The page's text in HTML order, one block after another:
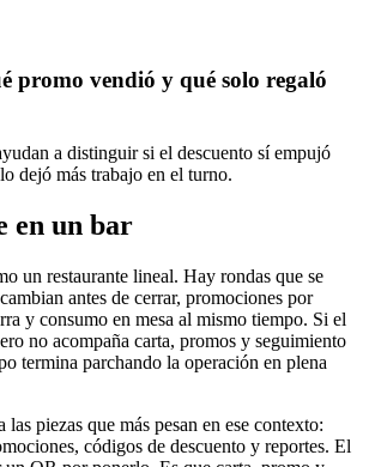
promo vendió y qué solo regaló
a distinguir si el descuento sí empujó
dejó más trabajo en el turno.
en un bar
un restaurante lineal. Hay rondas que se
antes de cerrar, promociones por
y consumo en mesa al mismo tiempo. Si el
no acompaña carta, promos y seguimiento
termina parchando la operación en plena
piezas que más pesan en ese contexto:
códigos de descuento y reportes. El